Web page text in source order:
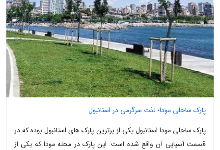
پارک ساحلی مودا؛ لذت سرگرمی در استانبول
پارک ساحلی مودا استانبول یکی از برترین پارک های استانبول بوده که در
قسمت آسیایی آن واقع شده است. این پارک در محله مودا که یکی از